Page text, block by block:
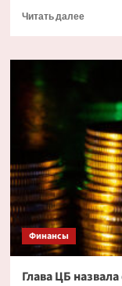
Читать далее
По
Сочи
дроны.
Но
есть
и
другие
Финансы
Глава ЦБ